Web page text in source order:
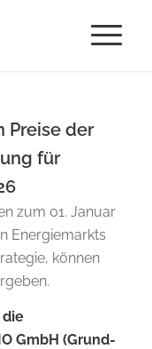
Preise der
für
zum 01. Januar
Energiemarkts
können
GmbH (Grund-